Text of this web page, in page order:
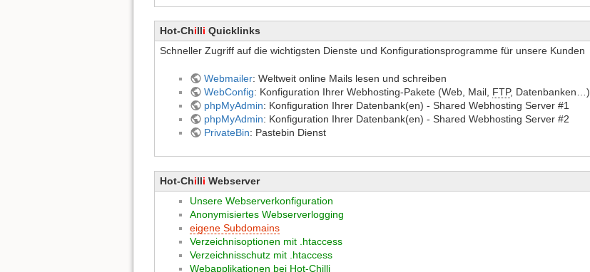
Hot-Chilli Quicklinks
Schneller Zugriff auf die wichtigsten Dienste und Konfigurationsprogramme für unsere Kunden
Webmailer: Weltweit online Mails lesen und schreiben
WebConfig: Konfiguration Ihrer Webhosting-Pakete (Web, Mail, FTP, Datenbanken…)
phpMyAdmin: Konfiguration Ihrer Datenbank(en) - Shared Webhosting Server #1
phpMyAdmin: Konfiguration Ihrer Datenbank(en) - Shared Webhosting Server #2
PrivateBin: Pastebin Dienst
Hot-Chilli Webserver
Unsere Webserverkonfiguration
Anonymisiertes Webserverlogging
eigene Subdomains
Verzeichnisoptionen mit .htaccess
Verzeichnisschutz mit .htaccess
Webapplikationen bei Hot-Chilli